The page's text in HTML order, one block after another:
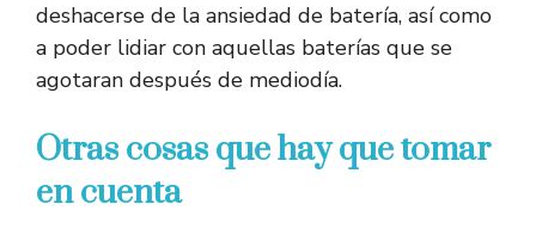
deshacerse de la ansiedad de batería, así como
a poder lidiar con aquellas baterías que se
agotaran después de mediodía.
Otras cosas que hay que tomar
en cuenta